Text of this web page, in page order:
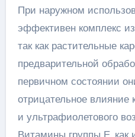
При наружном
эффективен комплекс
так как растительные
предварительной
первичном состоянии
отрицательное влияние
и ультрафиолетового